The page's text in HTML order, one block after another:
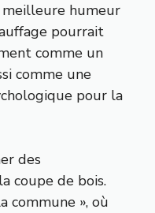
humeur
pourrait
comme un
comme une
pour la
des
coupe de bois.
commune », où